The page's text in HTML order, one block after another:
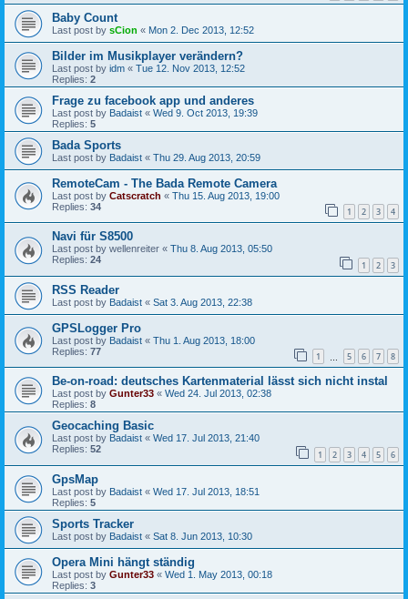
Baby Count
Last post by sCion « Mon 2. Dec 2013, 12:52
Bilder im Musikplayer verändern?
Last post by idm « Tue 12. Nov 2013, 12:52
Replies: 2
Frage zu facebook app und anderes
Last post by Badaist « Wed 9. Oct 2013, 19:39
Replies: 5
Bada Sports
Last post by Badaist « Thu 29. Aug 2013, 20:59
RemoteCam - The Bada Remote Camera
Last post by Catscratch « Thu 15. Aug 2013, 19:00
Replies: 34 1 2 3 4
Navi für S8500
Last post by wellenreiter « Thu 8. Aug 2013, 05:50
Replies: 24 1 2 3
RSS Reader
Last post by Badaist « Sat 3. Aug 2013, 22:38
GPSLogger Pro
Last post by Badaist « Thu 1. Aug 2013, 18:00
Replies: 77 1 5 6 7 8
Be-on-road: deutsches Kartenmaterial lässt sich nicht instal
Last post by Gunter33 « Wed 24. Jul 2013, 02:38
Replies: 8
Geocaching Basic
Last post by Badaist « Wed 17. Jul 2013, 21:40
Replies: 52 1 2 3 4 5 6
GpsMap
Last post by Badaist « Wed 17. Jul 2013, 18:51
Replies: 5
Sports Tracker
Last post by Badaist « Sat 8. Jun 2013, 10:30
Opera Mini hängt ständig
Last post by Gunter33 « Wed 1. May 2013, 00:18
Replies: 3